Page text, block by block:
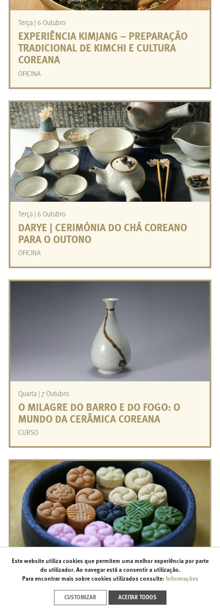
Terça | 6 Outubro
EXPERIÊNCIA KIMJANG – PREPARAÇÃO
TRADICIONAL DE KIMCHI E CULTURA
‎COREANA
OFICINA
Terça | 6 Outubro
DARYE | CERIMÓNIA DO CHÁ COREANO
PARA O OUTONO
OFICINA
Quarta | 7 Outubro
O MILAGRE DO BARRO E DO FOGO: O
MUNDO DA CERÂMICA COREANA ‎
CURSO
Quinta | 8 Outubro
APRENDA A FAZER DASIK
Este website utiliza cookies que permitem uma melhor experiência por parte
do utilizador. Ao navegar está a consentir a utilização.
Para encontrar mais sobre cookies utilizados consulte:
Informações
CUSTOMIZAR ACEITAR TODOS